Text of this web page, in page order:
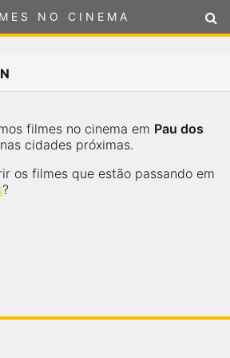
NO CINEMA
filmes no cinema em Pau dos
cidades próximas.
os filmes que estão passando em
?